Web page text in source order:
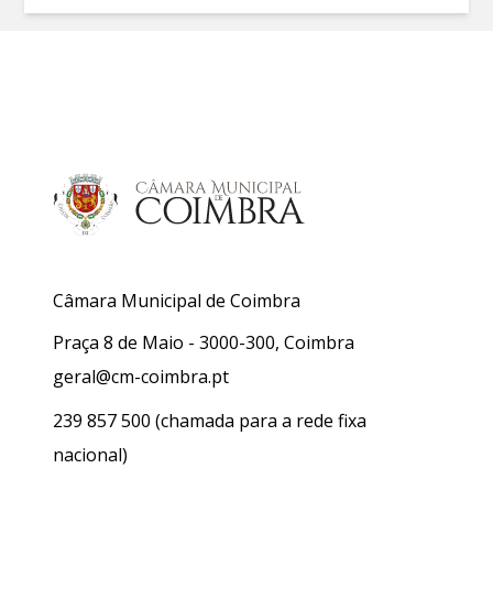
Câmara Municipal de Coimbra
Praça 8 de Maio - 3000-300, Coimbra
geral@cm-coimbra.pt
239 857 500 (chamada para a rede fixa
nacional)